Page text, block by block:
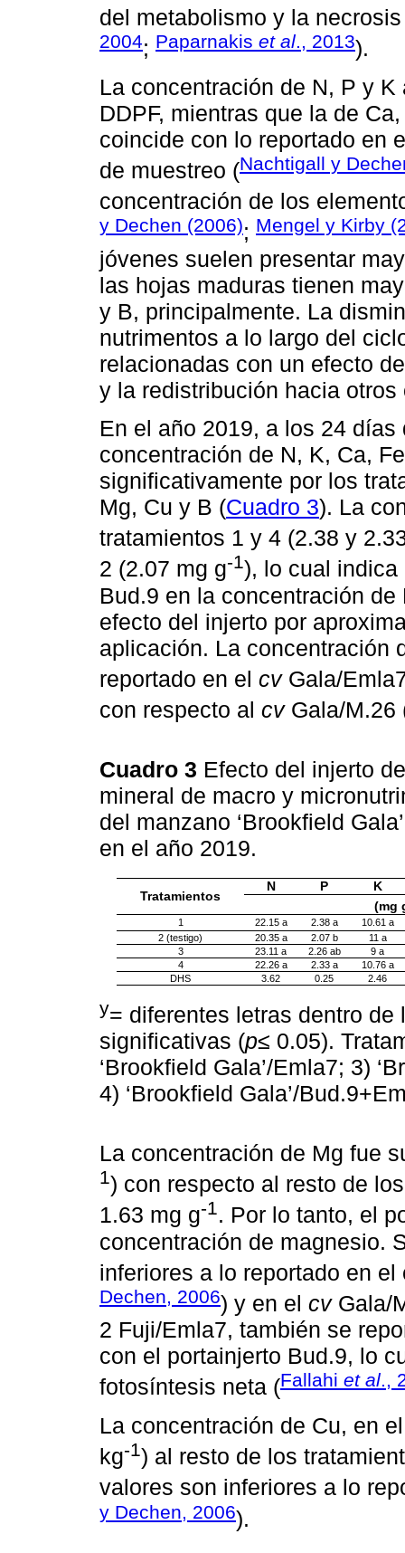
del metabolismo y la
2004; Paparnakis et al., 2013).
La concentración de N, P y
DDPF, mientras que la de
coincide con lo reportado en
de muestreo (Nachtigall y
concentración de los
y Dechen (2006); Mengel y Kirby
jóvenes suelen presentar
las hojas maduras tienen
y B, principalmente. La
nutrimentos a lo largo del
relacionadas con un efecto
y la redistribución hacia otros
En el año 2019, a los 24
concentración de N, K, Ca,
significativamente por los
Mg, Cu y B (Cuadro 3). La
tratamientos 1 y 4 (2.38 y
2 (2.07 mg g-1), lo cual indica
Bud.9 en la concentración
efecto del injerto por
aplicación. La concentración
reportado en el cvGala/
con respecto al cvGala/M.26
Cuadro 3 Efecto del injerto
mineral de macro y
del manzano ‘Brookfield
en el año 2019.
Tratamientos
N P
K
(mg
1 22.15 a 2.38 a
10.61 a
2 (testigo)
20.35 a 2.07 b
11 a
3
23.11 a 2.26 ab
9 a
4
22.26 a 2.33 a
10.76 a
DHS
3.62 0.25 2.46
y= diferentes letras dentro
significativas (p≤ 0.05).
‘Brookfield Gala’/Emla7; 3)
4) ‘Brookfield Gala’/
La concentración de Mg fue
1) con respecto al resto de
1.63 mg g-1. Por lo tanto, el
concentración de magnesio.
inferiores a lo reportado en
Dechen, 2006) y en el cvGala/
2 Fuji/Emla7, también se
con el portainjerto Bud.9, lo
fotosíntesis neta (Fallahi et al.,
La concentración de Cu, en
kg-1) al resto de los
valores son inferiores a lo
y Dechen, 2006).